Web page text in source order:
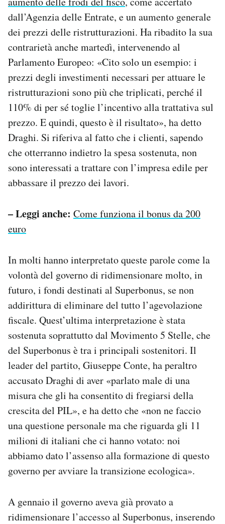
dall’Agenzia delle Entrate, e un aumento generale
dei prezzi delle ristrutturazioni. Ha ribadito la sua
contrarietà anche martedì, intervenendo al
Parlamento Europeo: «Cito solo un esempio: i
prezzi degli investimenti necessari per attuare le
ristrutturazioni sono più che triplicati, perché il
110% di per sé toglie l’incentivo alla trattativa sul
prezzo. E quindi, questo è il risultato», ha detto
Draghi. Si riferiva al fatto che i clienti, sapendo
che otterranno indietro la spesa sostenuta, non
sono interessati a trattare con l’impresa edile per
abbassare il prezzo dei lavori.
– Leggi anche: Come funziona il bonus da 200
euro
In molti hanno interpretato queste parole come la
volontà del governo di ridimensionare molto, in
futuro, i fondi destinati al Superbonus, se non
addirittura di eliminare del tutto l’agevolazione
fiscale. Quest’ultima interpretazione è stata
sostenuta soprattutto dal Movimento 5 Stelle, che
del Superbonus è tra i principali sostenitori. Il
leader del partito, Giuseppe Conte, ha peraltro
accusato Draghi di aver «parlato male di una
misura che gli ha consentito di fregiarsi della
crescita del PIL», e ha detto che «non ne faccio
una questione personale ma che riguarda gli 11
milioni di italiani che ci hanno votato: noi
abbiamo dato l’assenso alla formazione di questo
governo per avviare la transizione ecologica».
A gennaio il governo aveva già provato a
ridimensionare l’accesso al Superbonus, inserendo